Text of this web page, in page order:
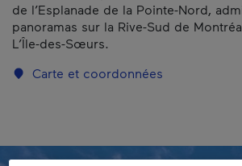
de l’Esplanade de la Pointe-Nord,
panoramas sur la Rive-Sud de
L’Île-des-Sœurs.
Carte et coordonnées